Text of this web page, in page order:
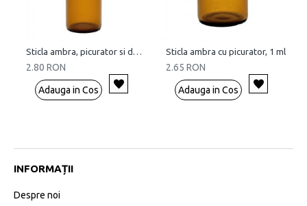
Sticla ambra, picurator si dubla inchidere, 5 ml
2.80 RON
Adauga in Cos
Sticla ambra cu picurator, 1 ml
2.65 RON
Adauga in Cos
INFORMAȚII
Despre noi